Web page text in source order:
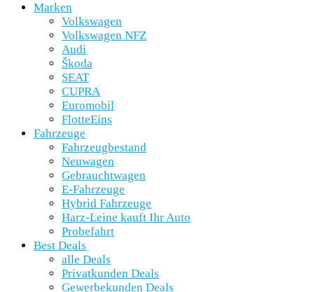
Marken
Volkswagen
Volkswagen NFZ
Audi
Škoda
SEAT
CUPRA
Euromobil
FlotteEins
Fahrzeuge
Fahrzeugbestand
Neuwagen
Gebrauchtwagen
E-Fahrzeuge
Hybrid Fahrzeuge
Harz-Leine kauft Ihr Auto
Probefahrt
Best Deals
alle Deals
Privatkunden Deals
Gewerbekunden Deals